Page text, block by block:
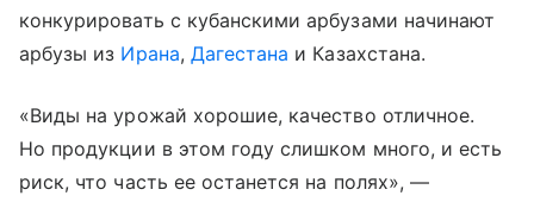
конкурировать с кубанскими арбузами начинают
арбузы из Ирана, Дагестана и Казахстана.
«Виды на урожай хорошие, качество отличное.
Но продукции в этом году слишком много, и есть
риск, что часть ее останется на полях», —